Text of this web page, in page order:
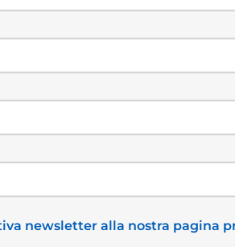
newsletter alla nostra pagina